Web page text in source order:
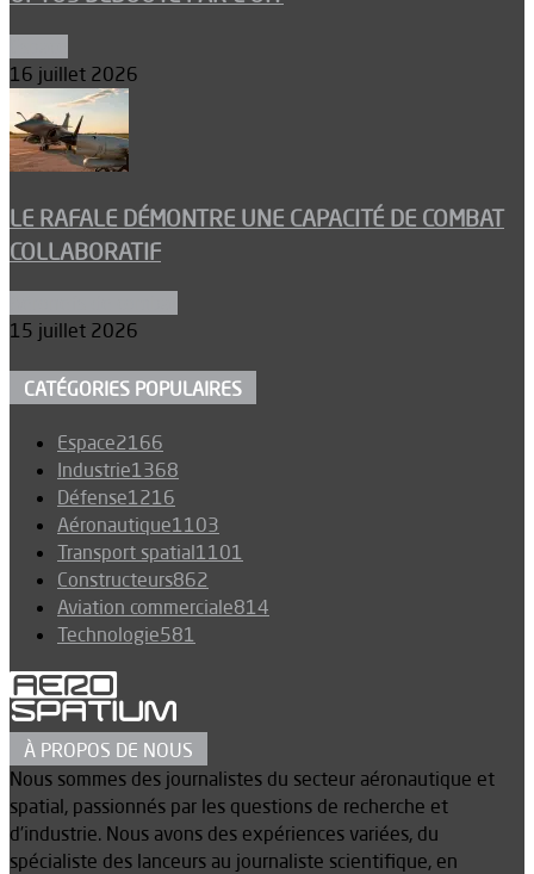
16 juillet 2026
LE RAFALE DÉMONTRE UNE CAPACITÉ DE COMBAT
COLLABORATIF
15 juillet 2026
CATÉGORIES POPULAIRES
Espace2166
Industrie1368
Défense1216
Aéronautique1103
Transport spatial1101
Constructeurs862
Aviation commerciale814
Technologie581
À PROPOS DE NOUS
Nous sommes des journalistes du secteur aéronautique et
spatial, passionnés par les questions de recherche et
d’industrie. Nous avons des expériences variées, du
spécialiste des lanceurs au journaliste scientifique, en